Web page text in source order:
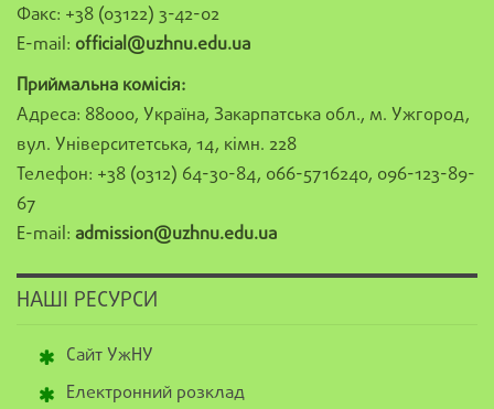
Факс: +38 (03122) 3-42-02
E-mail: official@uzhnu.edu.ua
Приймальна комісія:
Адреса: 88000, Україна, Закарпатська обл., м. Ужгород,
вул. Університетська, 14, кімн. 228
Телефон: +38 (0312) 64-30-84, 066-5716240, 096-123-89-
67
E-mail: admission@uzhnu.edu.ua
НАШІ РЕСУРСИ
Сайт УжНУ
Електронний розклад